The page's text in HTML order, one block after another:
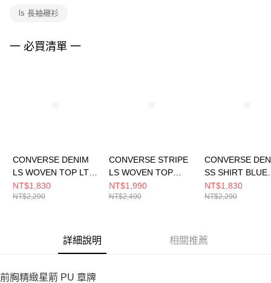
３．未成年的使用者請事先徵得法定代理人或監護人之同意方可使用
４．使用「AFTEE先享後付」時，將依據個別帳號之用戶狀況，依本公司即
ls 長袖襯衫
一 必買清單 一
CONVERSE DENIM
LS WOVEN TOP LT
DENIM BLUE 男女 長
袖襯衫 UCJ418-UHC
NT$1,830
NT$2,290
CONVERSE STRIPE
LS WOVEN TOP
BLUE IT 男 長袖襯衫
MCJ402-UFC
NT$1,990
NT$2,490
CONVERSE
SS SHIRT BLUE
DENIM 男 短袖
MCJ757-UHA
NT$1,830
NT$2,290
詳細說明 相關推薦
前胸精緻星箭 PU 章牌